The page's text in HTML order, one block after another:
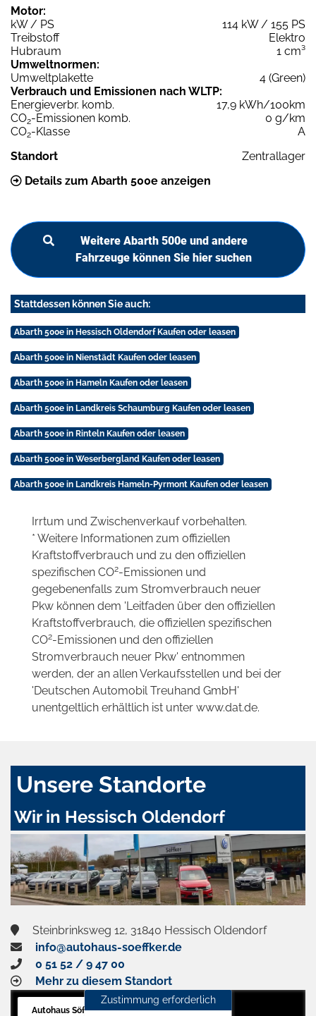
Motor:
kW / PS
114 kW / 155 PS
Treibstoff
Elektro
Hubraum
1 cm³
Umweltnormen:
Umweltplakette
4 (Green)
Verbrauch und Emissionen nach WLTP:
Energieverbr. komb.
17,9 kWh/100km
CO2-Emissionen komb.
0 g/km
CO2-Klasse
A
Standort
Zentrallager
Details zum Abarth 500e anzeigen
Weitere Abarth 500e und andere
Fahrzeuge können Sie hier suchen
Stattdessen können Sie auch:
Abarth 500e in Hessisch Oldendorf Kaufen oder leasen
Abarth 500e in Nienstädt Kaufen oder leasen
Abarth 500e in Hameln Kaufen oder leasen
Abarth 500e in Landkreis Schaumburg Kaufen oder leasen
Abarth 500e in Rinteln Kaufen oder leasen
Abarth 500e in Weserbergland Kaufen oder leasen
Abarth 500e in Landkreis Hameln-Pyrmont Kaufen oder leasen
Irrtum und Zwischenverkauf vorbehalten.
* Weitere Informationen zum offiziellen
Kraftstoffverbrauch und zu den offiziellen
spezifischen CO2-Emissionen und
gegebenenfalls zum Stromverbrauch neuer
Pkw können dem 'Leitfaden über den offiziellen
Kraftstoffverbrauch, die offiziellen spezifischen
CO2-Emissionen und den offiziellen
Stromverbrauch neuer Pkw' entnommen
werden, der an allen Verkaufsstellen und bei der
'Deutschen Automobil Treuhand GmbH'
unentgeltlich erhältlich ist unter www.dat.de.
Unsere Standorte
Wir in Hessisch Oldendorf
Steinbrinksweg 12, 31840 Hessisch Oldendorf
info@autohaus-soeffker.de
0 51 52 / 9 47 00
Mehr zu diesem Standort
Autohaus Söffker GmbH
Zustimmung erforderlich